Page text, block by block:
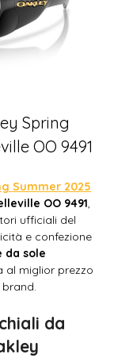
Spring
OO 9491
Summer 2025
OO 9491,
ufficiali del
e confezione
da sole
al miglior prezzo
da